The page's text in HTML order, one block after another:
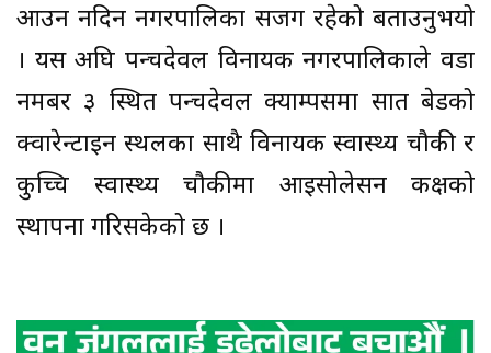
आउन नदिन नगरपालिका सजग रहेको बताउनुभयो
। यस अघि पन्चदेवल विनायक नगरपालिकाले वडा
नमबर ३ स्थित पन्चदेवल क्याम्पसमा सात बेडको
क्वारेन्टाईन स्थलका साथै विनायक स्वास्थ्य चौकी र
कुच्चि स्वास्थ्य चौकीमा आईसोलेसन कक्षको
स्थापना गरिसकेको छ ।